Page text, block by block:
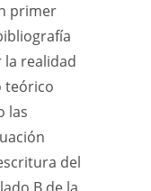
primer
la realidad
teórico
las
del